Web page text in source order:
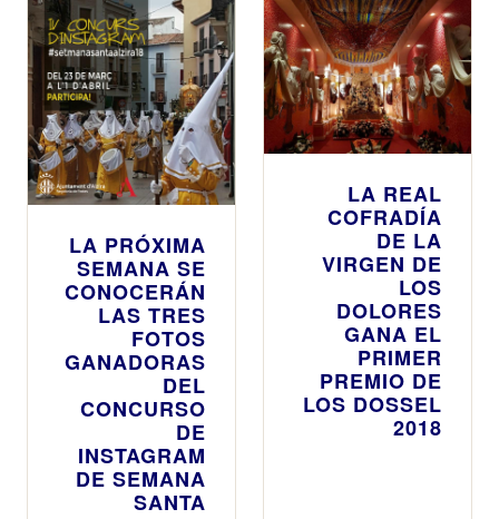
LA PRÓXIMA
SEMANA SE
CONOCERÁN
LAS TRES
FOTOS
GANADORAS
DEL
CONCURSO
DE
INSTAGRAM
DE SEMANA
SANTA
LA REAL
COFRADÍA
DE LA
VIRGEN DE
LOS
DOLORES
GANA EL
PRIMER
PREMIO DE
LOS DOSSEL
2018